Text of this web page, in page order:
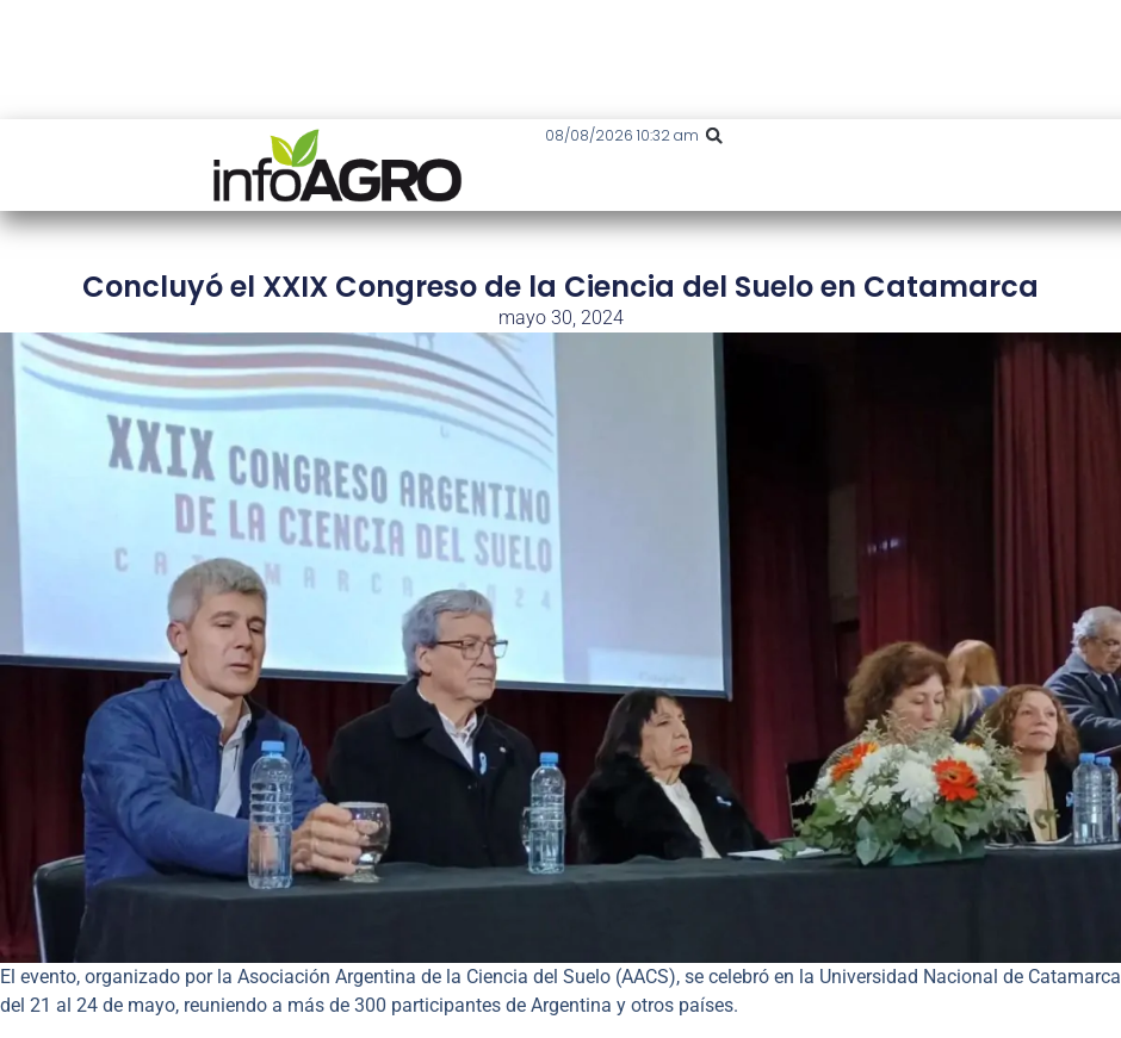
08/08/2026 10:32 am
Concluyó el XXIX Congreso de la Ciencia del Suelo en Catamarca
mayo 30, 2024
El evento, organizado por la Asociación Argentina de la Ciencia del Suelo (AACS), se celebró en la Universidad Nacional de Catamarca
del 21 al 24 de mayo, reuniendo a más de 300 participantes de Argentina y otros países.